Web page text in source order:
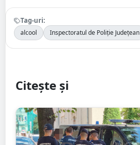
Tag-uri:
alcool Inspectoratul de Poliție Județean
Citește și